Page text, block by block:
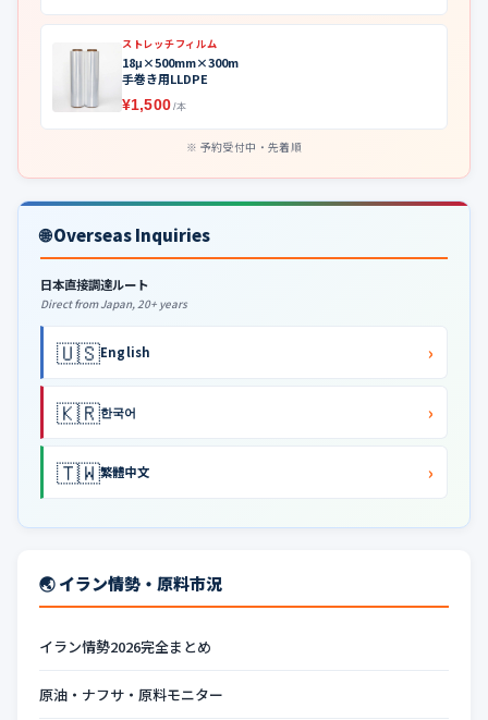
ストレッチフィルム
18μ×500mm×300m
手巻き用LLDPE
¥1,500 /本
予約受付中・先着順
🌐 Overseas Inquiries
日本直接調達ルート
Direct from Japan, 20+ years
🇺🇸English ›
🇰🇷한국어 ›
🇹🇼繁體中文 ›
🌏 イラン情勢・原料市況
イラン情勢2026完全まとめ
原油・ナフサ・原料モニター